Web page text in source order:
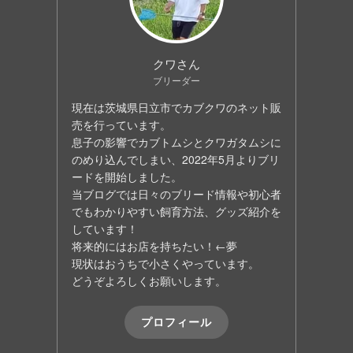
クワさん
ブリーダー
現在は茨城県日立市でカブクワのネット販
売を行っています。
息子の影響でカブトムシとクワガタムシに
のめり込んでしまい、2022年5月よりブリ
ードを開始しました。
当ブログでは日々のブリード情報や初心者
でもわかりやすい飼育方法、グッズ紹介を
しています！
将来的にはお店を持ちたい！←夢
現状はおうちで小さくやっています。
どうぞよろしくお願いします。
プロフィール